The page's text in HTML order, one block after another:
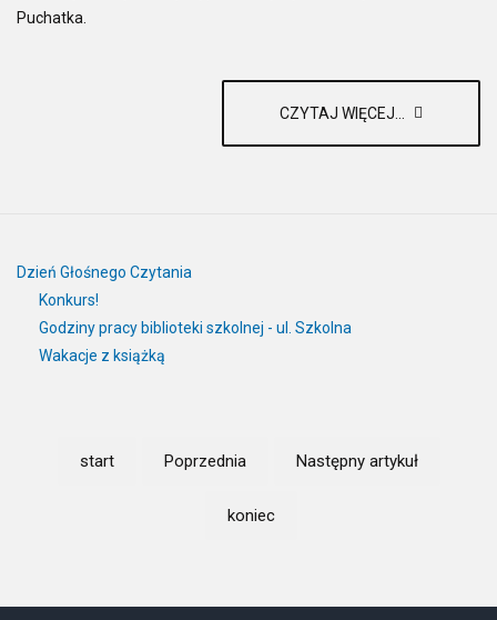
Puchatka.
CZYTAJ WIĘCEJ...
Dzień Głośnego Czytania
Konkurs!
Godziny pracy biblioteki szkolnej - ul. Szkolna
Wakacje z książką
start Poprzednia Następny artykuł
koniec